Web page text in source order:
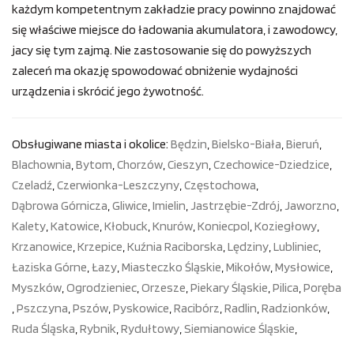
każdym kompetentnym zakładzie pracy powinno znajdować
się właściwe miejsce do ładowania akumulatora, i zawodowcy,
jacy się tym zajmą. Nie zastosowanie się do powyższych
zaleceń ma okazję spowodować obniżenie wydajności
urządzenia i skrócić jego żywotność.
Obsługiwane miasta i okolice: Będzin,Bielsko-Biała,Bieruń,
Blachownia,Bytom,Chorzów,Cieszyn,Czechowice-Dziedzice,
Czeladź,Czerwionka-Leszczyny,Częstochowa,
Dąbrowa Górnicza,Gliwice,Imielin,Jastrzębie-Zdrój,Jaworzno,
Kalety,Katowice,Kłobuck,Knurów,Koniecpol,Koziegłowy,
Krzanowice,Krzepice,Kuźnia Raciborska,Lędziny,Lubliniec,
Łaziska Górne,Łazy,Miasteczko Śląskie,Mikołów,Mysłowice,
Myszków,Ogrodzieniec,Orzesze,Piekary Śląskie,Pilica,Poręba
,Pszczyna,Pszów,Pyskowice,Racibórz,Radlin,Radzionków,
Ruda Śląska,Rybnik,Rydułtowy,Siemianowice Śląskie,